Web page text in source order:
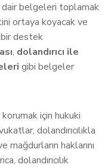
dair belgeleri toplamak
ortaya koyacak ve
destek
, dolandırıcı ile
gibi belgeler
korumak için hukuki
dolandırıcılıkla
haklarını
dolandırıcılık